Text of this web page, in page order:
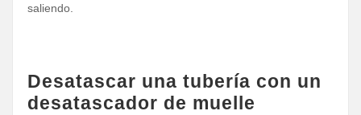
saliendo.
Desatascar una tubería con un
desatascador de muelle